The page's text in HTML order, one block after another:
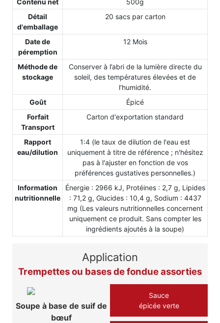
Détail
d'emballage
20 sacs par carton
Date de
péremption
12 Mois
Méthode de
stockage
Conserver à l’abri de la lumière directe du
soleil, des températures élevées et de
l’humidité.
Goût
Épicé
Forfait
Transport
Carton d'exportation standard
Rapport
eau/dilution
1:4 (le taux de dilution de l'eau est
uniquement à titre de référence ; n'hésitez
pas à l'ajuster en fonction de vos
préférences gustatives personnelles.)
Information
nutritionnelle
Énergie : 2966 kJ, Protéines : 2,7 g, Lipides
: 71,2 g, Glucides : 10,4 g, Sodium : 4437
mg (Les valeurs nutritionnelles concernent
uniquement ce produit. Sans compter les
ingrédients ajoutés à la soupe)
Application
Trempettes ou bases de fondue assorties
Soupe à base de suif de
bœuf
Sauce
épicée verte